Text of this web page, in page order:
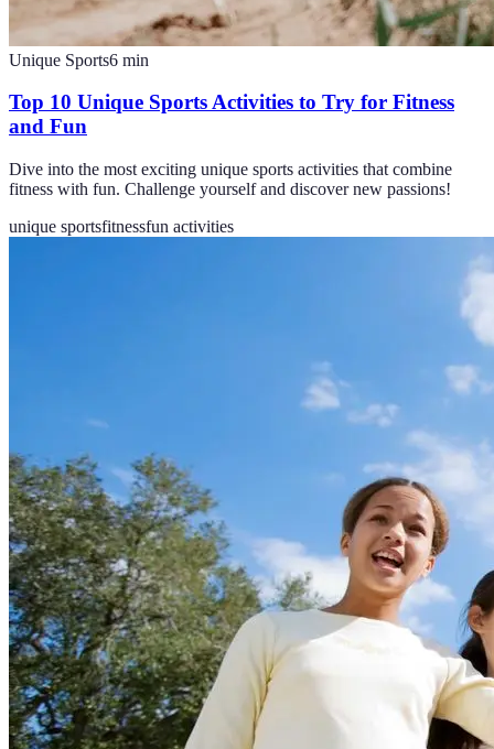
Unique Sports6 min
Top 10 Unique Sports Activities to Try for Fitness
and Fun
Dive into the most exciting unique sports activities that combine
fitness with fun. Challenge yourself and discover new passions!
unique sportsfitnessfun activities